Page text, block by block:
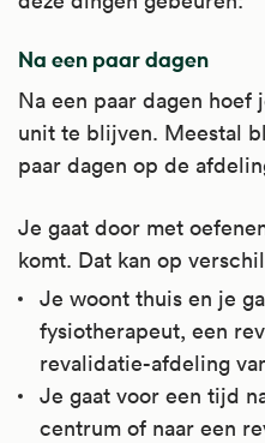
Na een paar dagen
Na een paar dagen
unit te blijven. Meestal
paar dagen op de
Je gaat door met
komt. Dat kan op
Je woont thuis en je
fysiotherapeut, een
revalidatie-afdeling
Je gaat voor een tijd
centrum of naar een